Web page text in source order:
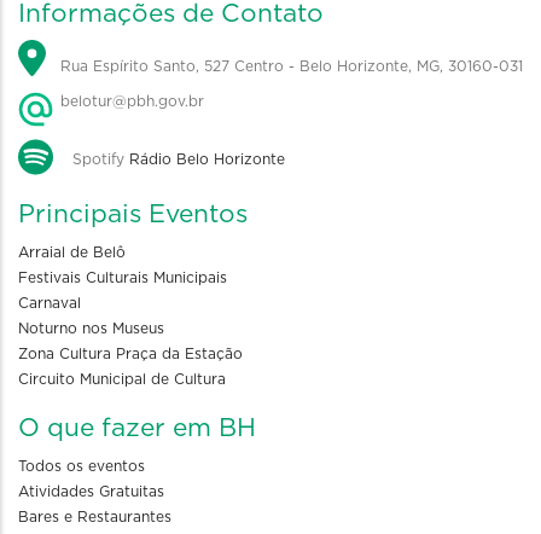
Informações de Contato
Rua Espírito Santo, 527 Centro - Belo Horizonte, MG, 30160-031
belotur@pbh.gov.br
Spotify Rádio Belo Horizonte
Principais Eventos
Arraial de Belô
Festivais Culturais Municipais
Carnaval
Noturno nos Museus
Zona Cultura Praça da Estação
Circuito Municipal de Cultura
O que fazer em BH
Todos os eventos
Atividades Gratuitas
Bares e Restaurantes